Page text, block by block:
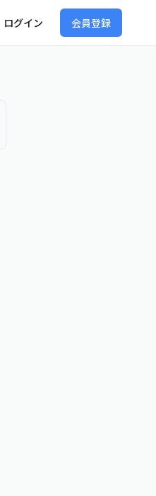
ログイン 会員登録